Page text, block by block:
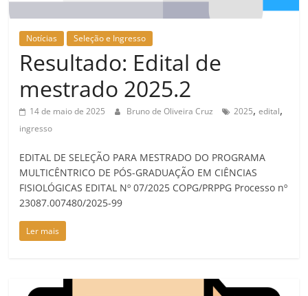
Notícias Seleção e Ingresso
Resultado: Edital de
mestrado 2025.2
14 de maio de 2025 Bruno de Oliveira Cruz 2025,edital,
ingresso
EDITAL DE SELEÇÃO PARA MESTRADO DO PROGRAMA
MULTICÊNTRICO DE PÓS-GRADUAÇÃO EM CIÊNCIAS
FISIOLÓGICAS EDITAL Nº 07/2025 COPG/PRPPG Processo nº
23087.007480/2025-99
Ler mais